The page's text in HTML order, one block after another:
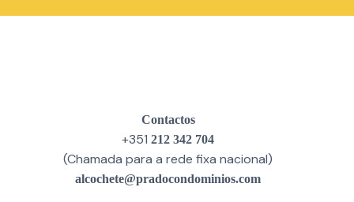
Contactos
+351212 342 704
(Chamada para a rede fixa nacional)
alcochete@pradocondominios.com